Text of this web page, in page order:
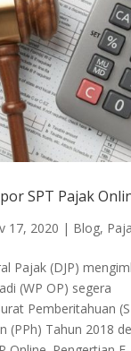
SPT Pajak
17, 2020 | Blog,
Pajak (DJP)
(WP OP) segera
Pemberitahuan
(PPh) Tahun 2018